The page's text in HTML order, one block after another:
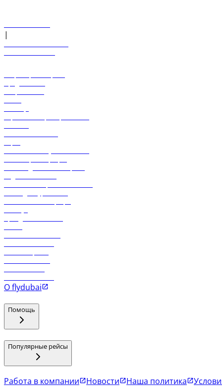
|
О flydubai
Помощь
Популярные рейсы
Работа в компании Новости Наша политика